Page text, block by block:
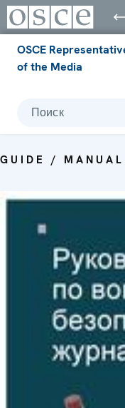
OSCE
of the Media
Поиск
GUIDE /